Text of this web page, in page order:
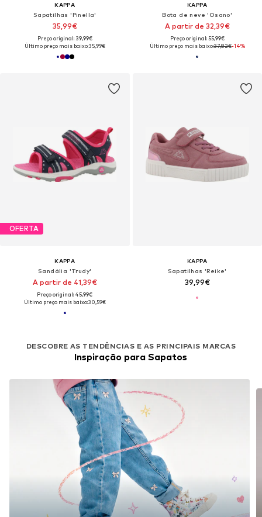
KAPPA
Sapatilhas 'Pinella'
35,99€
Preço original: 39,99€
Último preço mais baixo:35,99€
KAPPA
Bota de neve 'Osano'
A partir de 32,39€
Preço original: 55,99€
Último preço mais baixo:37,82€-14%
OFERTA
KAPPA
Sandália 'Trudy'
A partir de 41,39€
Preço original: 45,99€
Último preço mais baixo:30,59€
KAPPA
Sapatilhas 'Reike'
39,99€
DESCOBRE AS TENDÊNCIAS E AS PRINCIPAIS MARCAS
Inspiração para Sapatos